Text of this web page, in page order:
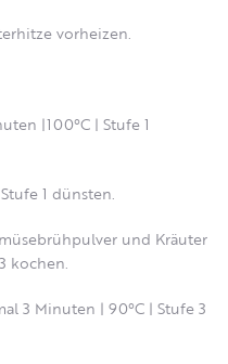
vorheizen.
|100°C | Stufe 1
1 dünsten.
und Kräuter
kochen.
3 Minuten | 90°C | Stufe 3